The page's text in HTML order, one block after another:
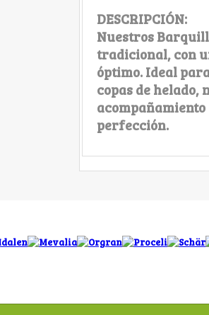
DESCRIPCIÓN:
Nuestros
tradicional, con
óptimo. Ideal
copas de helado,
perfección.